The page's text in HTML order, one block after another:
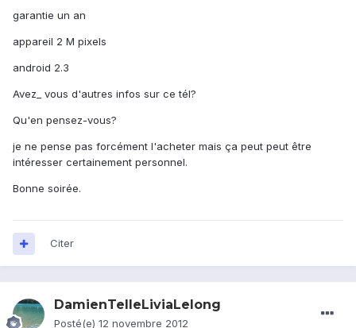
garantie un an
appareil 2 M pixels
android 2.3
Avez_ vous d'autres infos sur ce tél?
Qu'en pensez-vous?
je ne pense pas forcément l'acheter mais ça peut peut être
intéresser certainement personnel.
Bonne soirée.
Citer
DamienTelleLiviaLelong
Posté(e) 12 novembre 2012